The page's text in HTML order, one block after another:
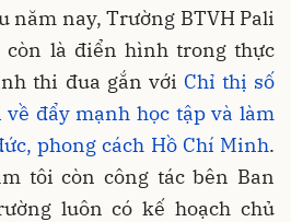
năm nay, Trường BTVH Pali
còn là điển hình trong thực
thi đua gắn với Chỉ thị số
đẩy mạnh học tập và làm
phong cách Hồ Chí Minh.
tôi còn công tác bên Ban
luôn có kế hoạch chủ